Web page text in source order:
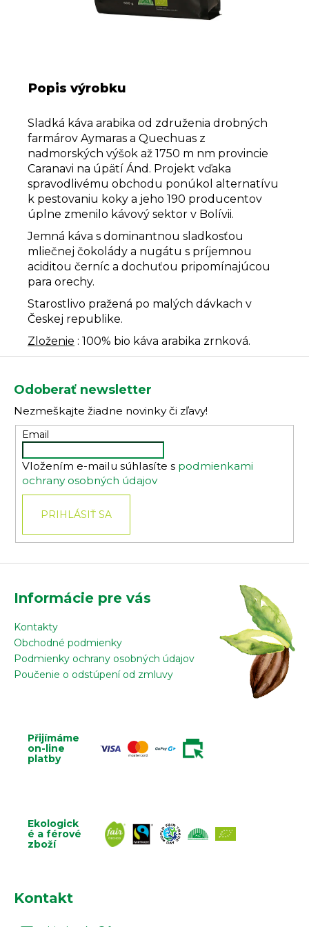
Popis výrobku
Sladká káva arabika od združenia drobných
farmárov Aymaras a Quechuas z
nadmorských výšok až 1750 m nm provincie
Caranavi na úpätí Ánd. Projekt vďaka
spravodlivému obchodu ponúkol alternatívu
k pestovaniu koky a jeho 190 producentov
úplne zmenilo kávový sektor v Bolívii.
Jemná káva s dominantnou sladkosťou
mliečnej čokolády a nugátu s príjemnou
aciditou černíc a dochuťou pripomínajúcou
para orechy.
Starostlivo pražená po malých dávkach v
Českej republike.
Zloženie : 100% bio káva arabika zrnková.
Odoberať newsletter
Nezmeškajte žiadne novinky či zľavy!
Email
Vložením e-mailu súhlasíte s podmienkami
ochrany osobných údajov
PRIHLÁSIŤ SA
Informácie pre vás
Kontakty
Obchodné podmienky
Podmienky ochrany osobných údajov
Poučenie o odstúpení od zmluvy
Přijímáme
on-line
platby
Ekologick
é a férové
zboží
Kontakt